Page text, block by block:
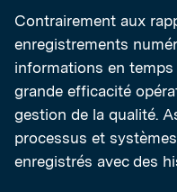
Contrairement aux
enregistrements
informations en
grande efficacité
gestion de la qualité.
processus et
enregistrés avec des